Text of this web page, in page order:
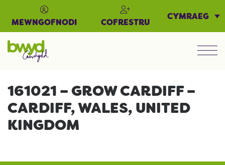
MEWNGOFNODI COFRESTRU
CYMRAEG
161021 – GROW CARDIFF –
CARDIFF, WALES, UNITED
KINGDOM